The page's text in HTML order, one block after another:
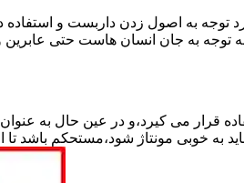
توجه به اصول زدن داربست و
به جان انسان هاست حتی
می کیرد،و در عین حال به عنوان
به خوبی مونتاژ شود،مستحکم باشد